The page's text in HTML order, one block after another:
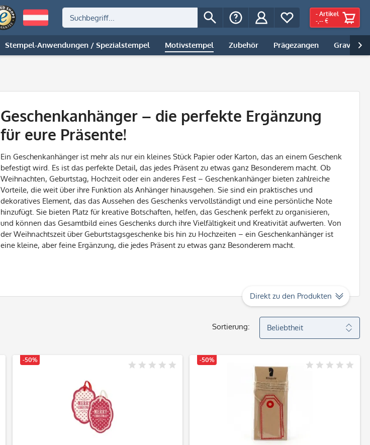
- Artikel
-,-- €
Stempel-Anwendungen / Spezialstempel Motivstempel Zubehör Prägezangen Gravur |

Geschenkanhänger – die perfekte Ergänzung
für eure Präsente!
Ein Geschenkanhänger ist mehr als nur ein kleines Stück Papier oder Karton, das an einem Geschenk
befestigt wird. Es ist das perfekte Detail, das jedes Präsent zu etwas ganz Besonderem macht. Ob
Weihnachten, Geburtstag, Hochzeit oder ein anderes Fest – Geschenkanhänger bieten zahlreiche
Vorteile, die weit über ihre Funktion als Anhänger hinausgehen. Sie sind ein praktisches und
dekoratives Element, das das Aussehen des Geschenks vervollständigt und eine persönliche Note
hinzufügt. Sie bieten Platz für kreative Botschaften, helfen, das Geschenk perfekt zu organisieren,
und können das Gesamtbild eines Geschenks durch ihre Vielfältigkeit und Kreativität aufwerten. Von
der Weihnachtszeit über Geburtstagsgeschenke bis hin zu Hochzeiten – ein Geschenkanhänger ist
eine kleine, aber feine Ergänzung, die jedes Präsent zu etwas ganz Besonderem macht.
Direkt zu den Produkten
Sortierung:
-50% -50%